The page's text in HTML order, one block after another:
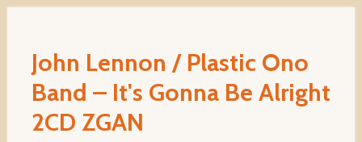
John Lennon / Plastic Ono
Band – It's Gonna Be Alright
2CD ZGAN